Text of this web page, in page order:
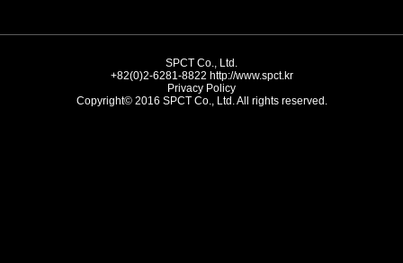
SPCT Co., Ltd.
+82(0)2-6281-8822 http://www.spct.kr
Privacy Policy
Copyright© 2016 SPCT Co., Ltd. All rights reserved.